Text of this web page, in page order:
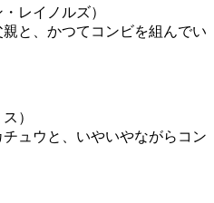
レイノルズ）
と、かつてコンビを組んでい
）
ュウと、いやいやながらコン